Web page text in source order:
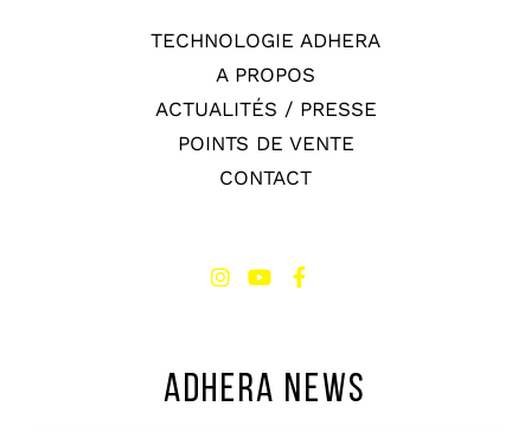
TECHNOLOGIE ADHERA
A PROPOS
ACTUALITÉS / PRESSE
POINTS DE VENTE
CONTACT
ADHERA NEWS